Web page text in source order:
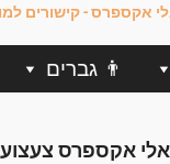
👨 גברים
אלי אקספרס